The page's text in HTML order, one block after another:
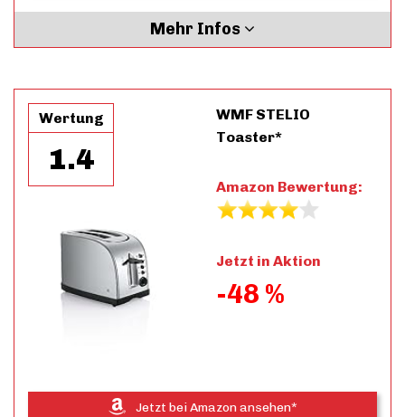
Mehr Infos
Wertung
1.4
WMF STELIO
Toaster*
Amazon Bewertung:
Jetzt in Aktion
-48 %
Jetzt bei Amazon ansehen*